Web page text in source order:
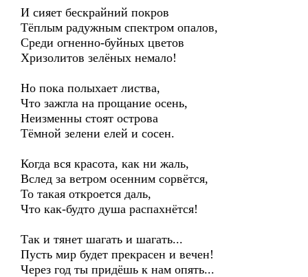
И сияет бескрайний покров
Тёплым радужным спектром опалов,
Среди огненно-буйных цветов
Хризолитов зелёных немало!
Но пока полыхает листва,
Что зажгла на прощание осень,
Неизменны стоят острова
Тёмной зелени елей и сосен.
Когда вся красота, как ни жаль,
Вслед за ветром осенним сорвётся,
То такая откроется даль,
Что как-будто душа распахнётся!
Так и тянет шагать и шагать...
Пусть мир будет прекрасен и вечен!
Через год ты придёшь к нам опять...